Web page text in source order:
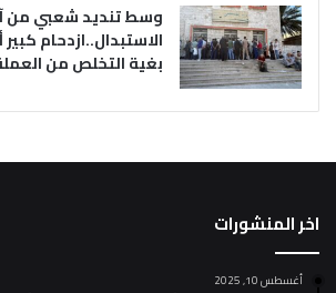
وسط تنديد شعبي من
الاستبدال..ازدحام
بغية التخلص من
اخر المنشورات
أغسطس 10, 2025